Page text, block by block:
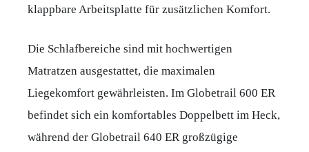
klappbare Arbeitsplatte für zusätzlichen Komfort.
Die Schlafbereiche sind mit hochwertigen
Matratzen ausgestattet, die maximalen
Liegekomfort gewährleisten. Im Globetrail 600 ER
befindet sich ein komfortables Doppelbett im Heck,
während der Globetrail 640 ER großzügige